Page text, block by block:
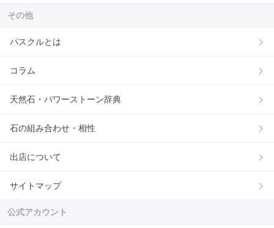
その他
パスクルとは
コラム
天然石・パワーストーン辞典
石の組み合わせ・相性
出店について
サイトマップ
公式アカウント